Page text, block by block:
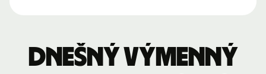
Dnešný výmenný